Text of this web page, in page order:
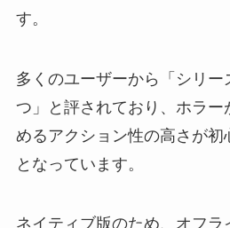
す。
多くのユーザーから「シリー
つ」と評されており、ホラー
めるアクション性の高さが初
となっています。
ネイティブ版のため、オフ